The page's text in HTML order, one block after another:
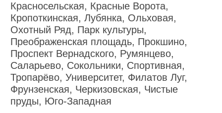
Красносельская, Красные Ворота,
Кропоткинская, Лубянка, Ольховая,
Охотный Ряд, Парк культуры,
Преображенская площадь, Прокшино,
Проспект Вернадского, Румянцево,
Саларьево, Сокольники, Спортивная,
Тропарёво, Университет, Филатов Луг,
Фрунзенская, Черкизовская, Чистые
пруды, Юго-Западная